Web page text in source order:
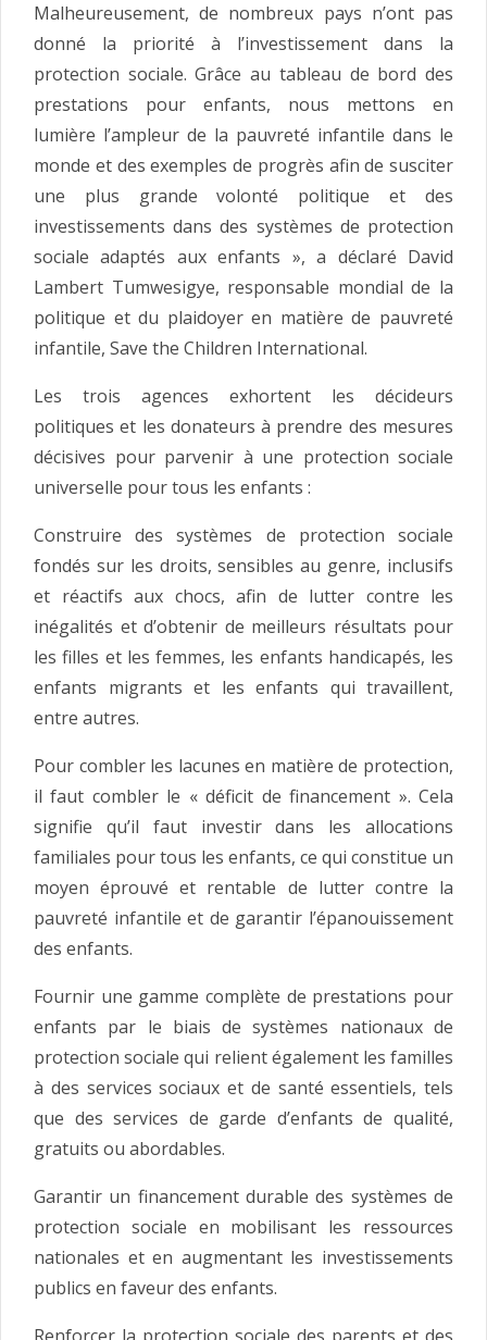
Malheureusement, de nombreux pays n’ont pas
donné la priorité à l’investissement dans la
protection sociale. Grâce au tableau de bord des
prestations pour enfants, nous mettons en
lumière l’ampleur de la pauvreté infantile dans le
monde et des exemples de progrès afin de susciter
une plus grande volonté politique et des
investissements dans des systèmes de protection
sociale adaptés aux enfants », a déclaré David
Lambert Tumwesigye, responsable mondial de la
politique et du plaidoyer en matière de pauvreté
infantile, Save the Children International.
Les trois agences exhortent les décideurs
politiques et les donateurs à prendre des mesures
décisives pour parvenir à une protection sociale
universelle pour tous les enfants :
Construire des systèmes de protection sociale
fondés sur les droits, sensibles au genre, inclusifs
et réactifs aux chocs, afin de lutter contre les
inégalités et d’obtenir de meilleurs résultats pour
les filles et les femmes, les enfants handicapés, les
enfants migrants et les enfants qui travaillent,
entre autres.
Pour combler les lacunes en matière de protection,
il faut combler le « déficit de financement ». Cela
signifie qu’il faut investir dans les allocations
familiales pour tous les enfants, ce qui constitue un
moyen éprouvé et rentable de lutter contre la
pauvreté infantile et de garantir l’épanouissement
des enfants.
Fournir une gamme complète de prestations pour
enfants par le biais de systèmes nationaux de
protection sociale qui relient également les familles
à des services sociaux et de santé essentiels, tels
que des services de garde d’enfants de qualité,
gratuits ou abordables.
Garantir un financement durable des systèmes de
protection sociale en mobilisant les ressources
nationales et en augmentant les investissements
publics en faveur des enfants.